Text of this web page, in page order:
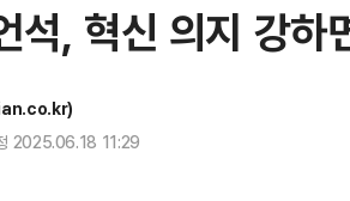
석, 혁신 의지 강
2025.06.18 11:29